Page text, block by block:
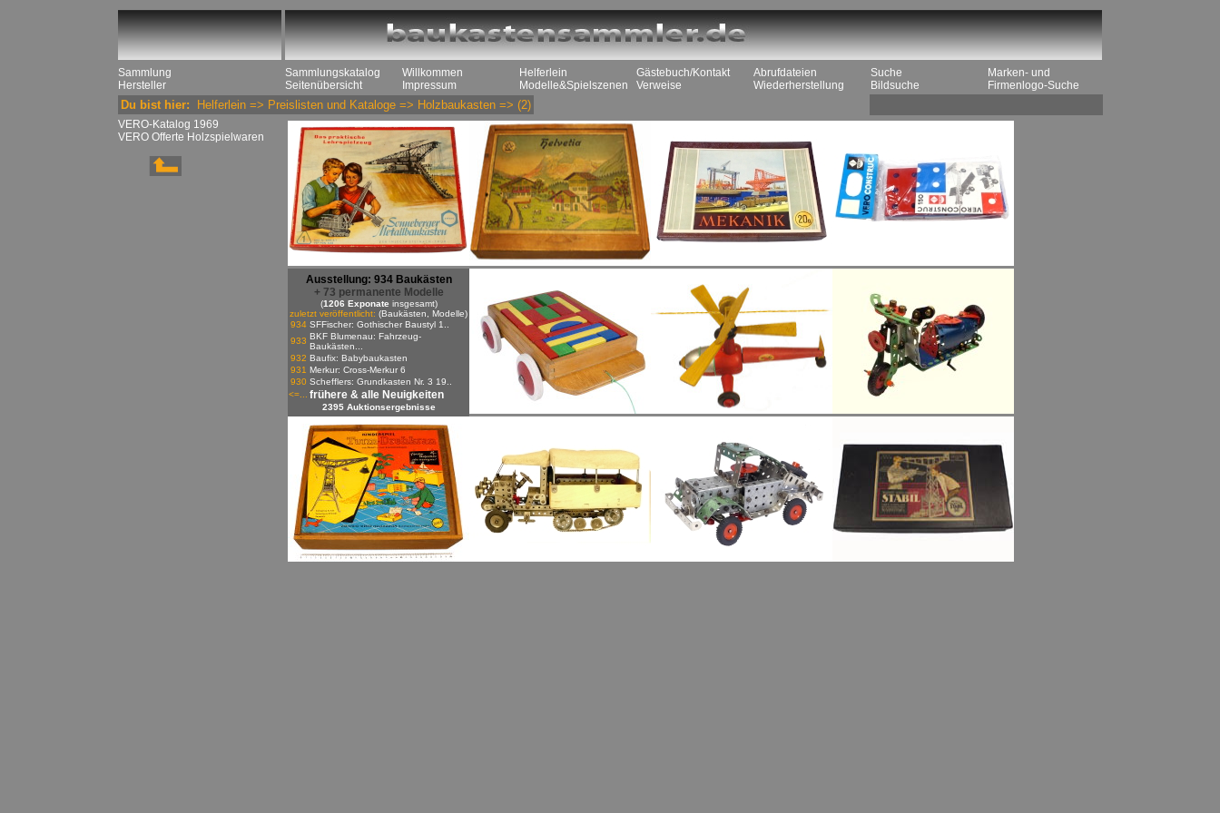
Sammlung
Hersteller
Sammlungskatalog
Seitenübersicht
Willkommen
Impressum
Helferlein
Modelle&Spielszenen
Gästebuch/Kontakt
Verweise
Abrufdateien
Wiederherstellung
Suche
Bildsuche
Marken- und
Firmenlogo-Suche
Du bist hier: Helferlein => Preislisten und Kataloge => Holzbaukasten => (2)
VERO-Katalog 1969
VERO Offerte Holzspielwaren
Ausstellung: 934 Baukästen
+ 73 permanente Modelle
(1206 Exponate insgesamt)
zuletzt veröffentlicht: (Baukästen, Modelle)
934 SFFischer: Gothischer Baustyl 1..
933 BKF Blumenau: Fahrzeug-
Baukästen...
932 Baufix: Babybaukasten
931 Merkur: Cross-Merkur 6
930 Schefflers: Grundkasten Nr. 3 19..
<=...
frühere & alle Neuigkeiten
2395 Auktionsergebnisse